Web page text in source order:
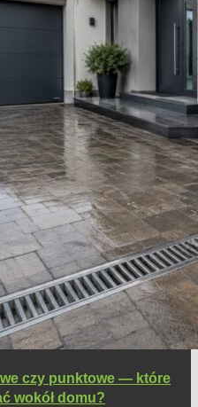
czy punktowe — które
wokół domu?